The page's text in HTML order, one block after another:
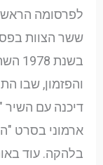
לפרסומה
ששר הצוות
והפזמון, שבו
דיכנה עם
ארמוני בסרט
בלהקה. עוד